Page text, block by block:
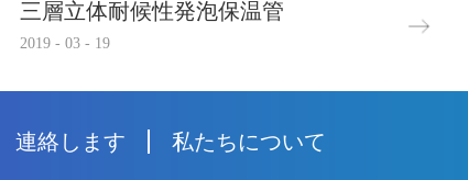
三層立体耐候性発泡保温管
2019 - 03 - 19
連絡します 私たちについて